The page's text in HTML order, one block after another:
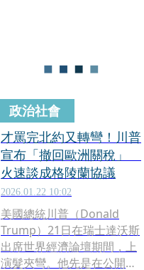
北約成員資格，以及重新審
群島」主權主張的長期支持
立場。
政治社會
才罵完北約又轉彎！川普
宣布「撤回歐洲關稅」
火速談成格陵蘭協議
2026.01.22 10:02
美國總統川普（Donald
Trump）21日在瑞士達沃斯
出席世界經濟論壇期間，上
演髮夾彎。他先是在公開演